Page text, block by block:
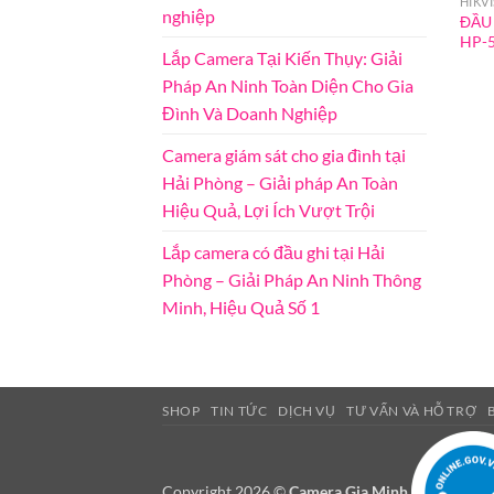
nghiệp
Lắp Camera Tại Kiến Thụy: Giải
Pháp An Ninh Toàn Diện Cho Gia
Đình Và Doanh Nghiệp
Camera giám sát cho gia đình tại
Hải Phòng – Giải pháp An Toàn
Hiệu Quả, Lợi Ích Vượt Trội
Lắp camera có đầu ghi tại Hải
Phòng – Giải Pháp An Ninh Thông
Minh, Hiệu Quả Số 1
ĐẦU
HP-
SHOP TIN TỨC DỊCH VỤ TƯ VẤN VÀ HỖ TRỢ